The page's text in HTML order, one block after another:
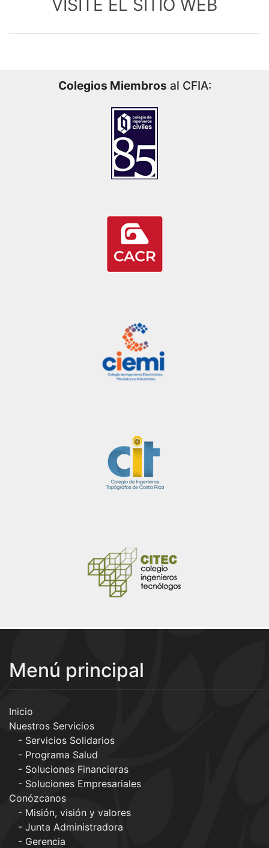
VISITE EL SITIO WEB
Colegios Miembros al CFIA:
Menú principal
Inicio
Nuestros Servicios
Servicios Solidarios
Programa Salud
Soluciones Financieras
Soluciones Empresariales
Conózcanos
Misión, visión y valores
Junta Administradora
Gerencia